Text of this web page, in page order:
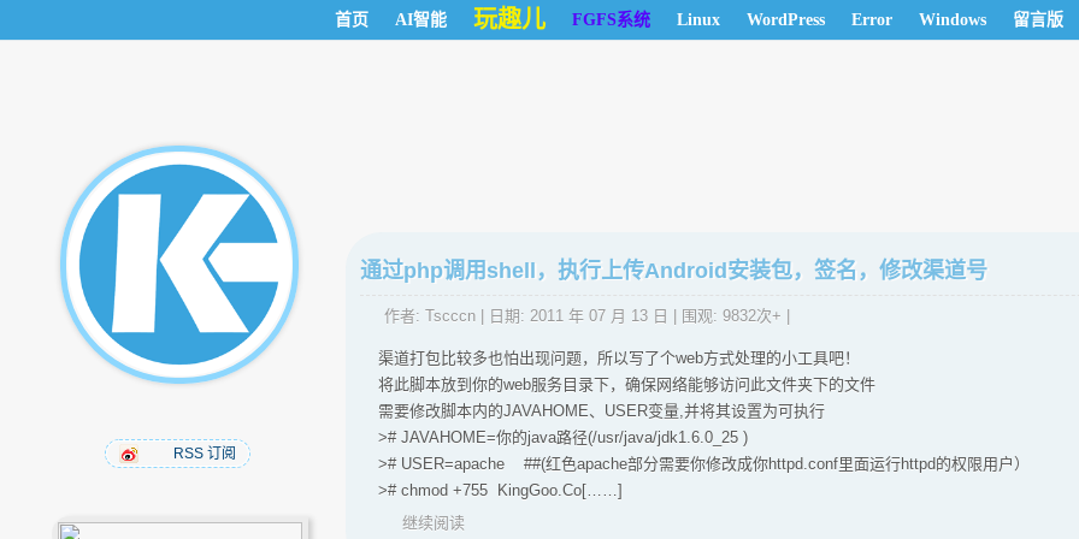
首页 AI智能 玩趣儿 FGFS系统 Linux WordPress Error Windows 留言版
RSS 订阅
通过php调用shell，执行上传Android安装包，签名，修改渠道号
作者: Tscccn| 日期: 2011 年 07 月 13 日 | 围观: 9832次+ |
渠道打包比较多也怕出现问题，所以写了个web方式处理的小工具吧！
将此脚本放到你的web服务目录下，确保网络能够访问此文件夹下的文件
需要修改脚本内的JAVAHOME、USER变量,并将其设置为可执行
># JAVAHOME=你的java路径(/usr/java/jdk1.6.0_25 )
># USER=apache ##(红色apache部分需要你修改成你httpd.conf里面运行httpd的权限用户）
># chmod +755 KingGoo.Co[……]
继续阅读